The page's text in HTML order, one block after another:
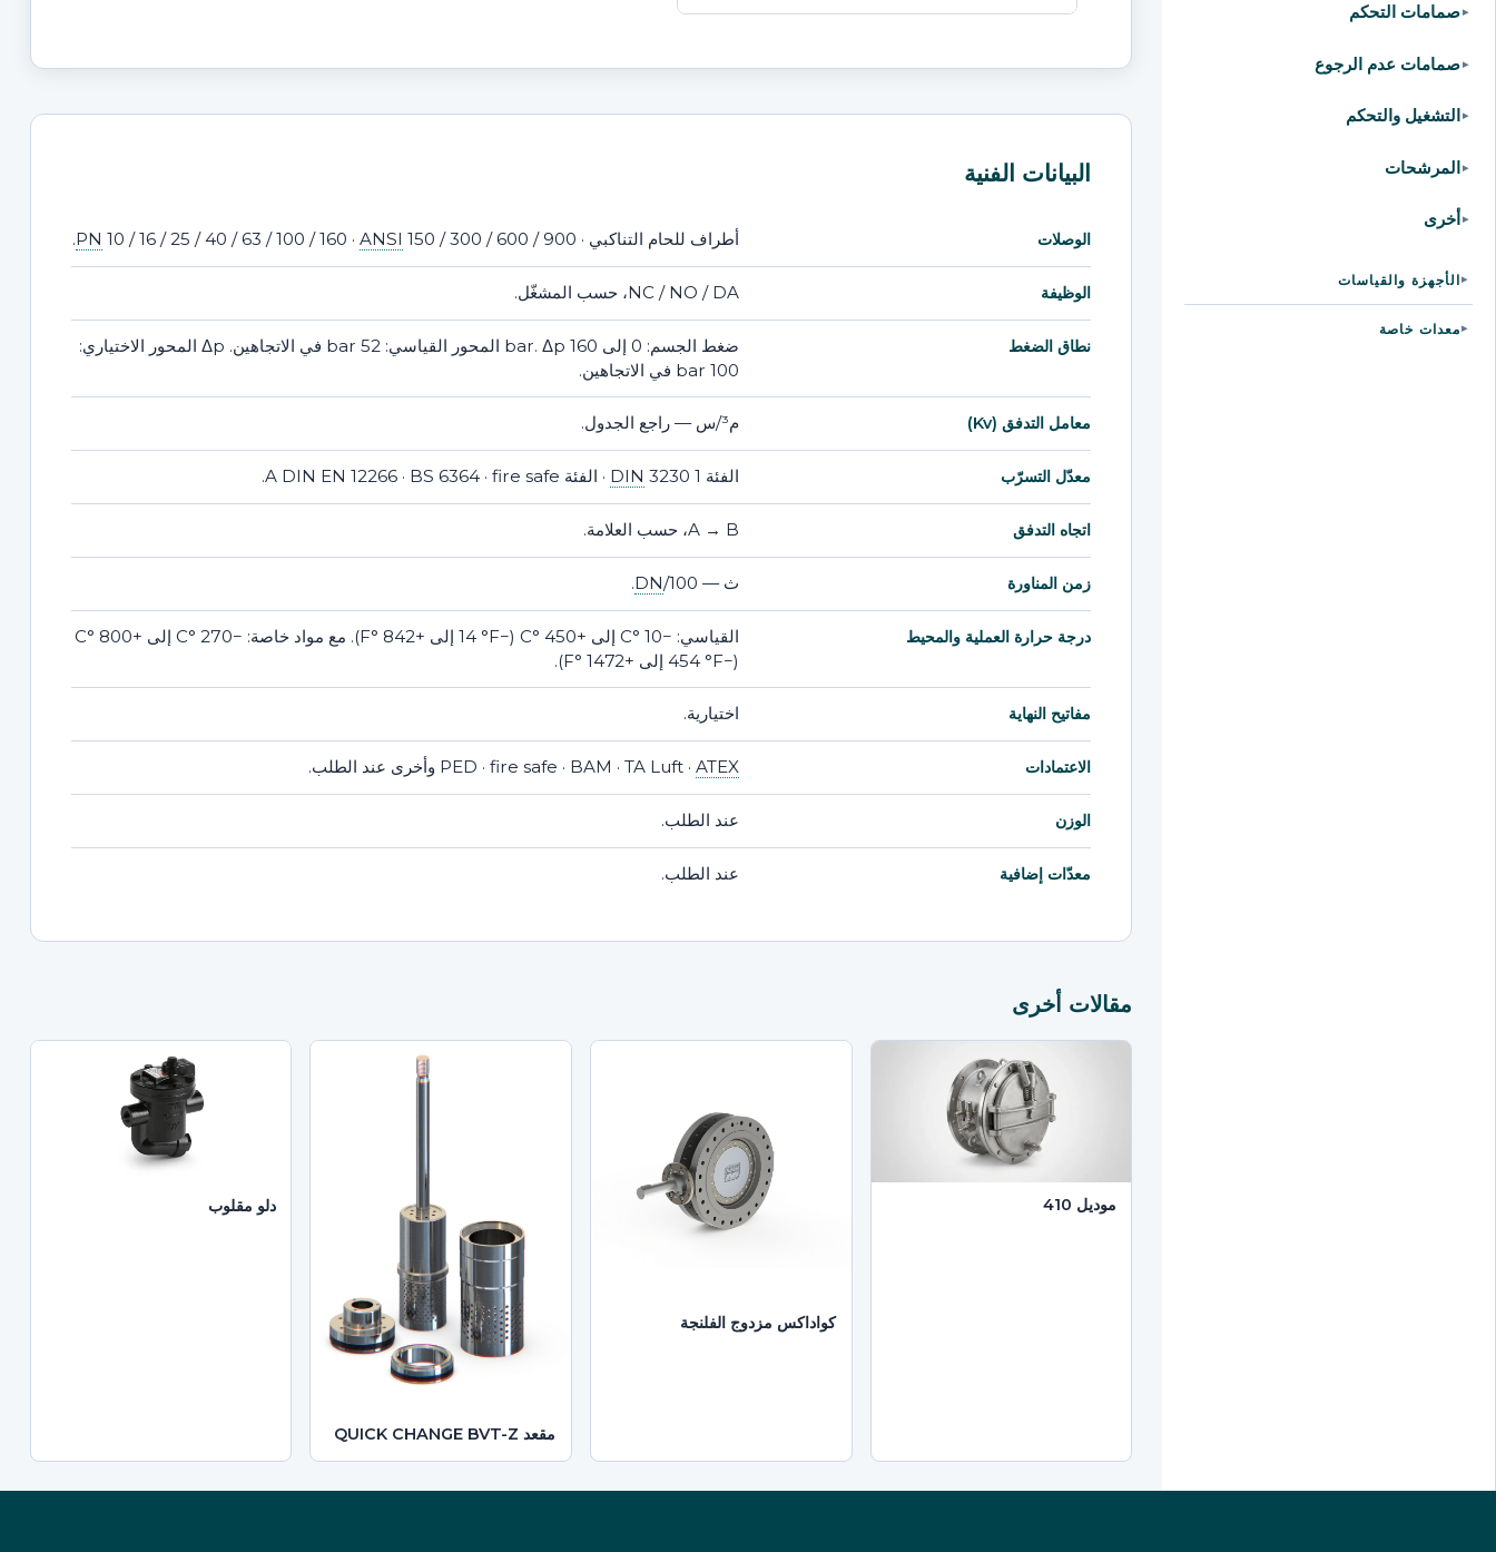
▸صمامات التحكم
▸صمامات عدم الرجوع
▸ التشغيل والتحكم
▸المرشحات
▸أخرى
▸الأجهزة والقياسات
▸معدات خاصة
البيانات الفنية
الوصلات أطراف للحام التناكبي · PN 10 / 16 / 25 / 40 / 63 / 100 / 160 ·ANSI 150 / 300 / 600 / 900.
الوظيفة NC / NO / DA، حسب المشغّل.
نطاق الضغط
ضغط الجسم: 0 إلى 160 bar. Δp المحور القياسي: 52 bar في الاتجاهين. Δp المحور الاختياري:
100 bar في الاتجاهين.
معامل التدفق (Kv) م³/س — راجع الجدول.
معدّل التسرّب الفئة 1 DIN 3230 · الفئة A DIN EN 12266 · BS 6364 · fire safe.
اتجاه التدفق A → B، حسب العلامة.
زمن المناورة ث — DN/100.
درجة حرارة العملية والمحيط
القياسي: −10 °C إلى +450 °C (−14 °F إلى +842 °F). مع مواد خاصة: −270 °C إلى +800 °C
(−454 °F إلى +1472 °F).
مفاتيح النهاية اختيارية.
الاعتمادات PED · fire safe · BAM · TA Luft ·ATEX وأخرى عند الطلب.
الوزن عند الطلب.
معدّات إضافية عند الطلب.
مقالات أخرى
موديل 410
كواداكس مزدوج الفلنجة
مقعد QUICK CHANGE BVT-Z
دلو مقلوب